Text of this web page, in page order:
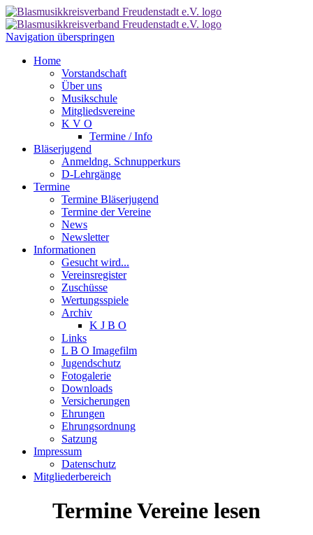
Navigation überspringen
Home
Vorstandschaft
Über uns
Musikschule
Mitgliedsvereine
K V O
Termine / Info
Bläserjugend
Anmeldng. Schnupperkurs
D-Lehrgänge
Termine
Termine Bläserjugend
Termine der Vereine
News
Newsletter
Informationen
Gesucht wird...
Vereinsregister
Zuschüsse
Wertungsspiele
Archiv
K J B O
Links
L B O Imagefilm
Jugendschutz
Fotogalerie
Downloads
Versicherungen
Ehrungen
Ehrungsordnung
Satzung
Impressum
Datenschutz
Mitgliederbereich
Termine Vereine lesen